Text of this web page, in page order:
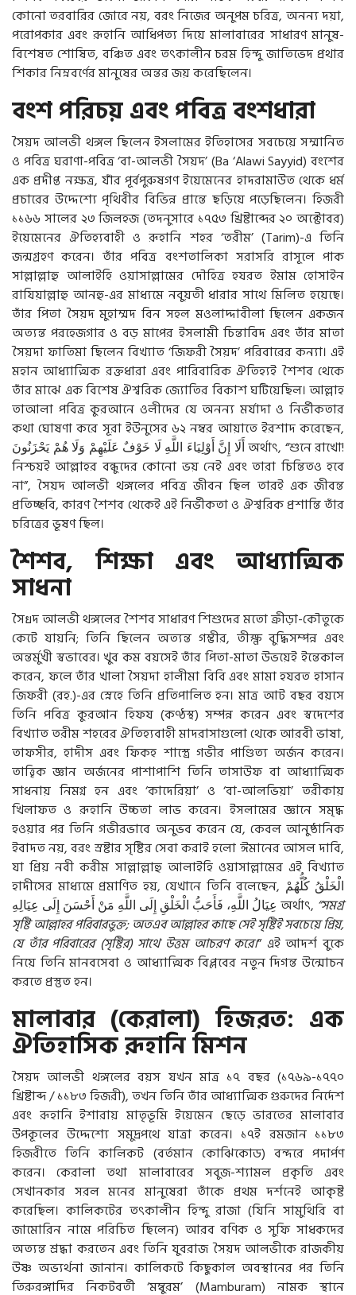
কোনো তরবারির জোরে নয়, বরং নিজের অনুপম চরিত্র, অনন্য দয়া,
পরোপকার এবং রূহানি আধিপত্য দিয়ে মালাবারের সাধারণ মানুষ-
বিশেষত শোষিত, বঞ্চিত এবং তৎকালীন চরম হিন্দু জাতিভেদ প্রথার
শিকার নিম্নবর্ণের মানুষের অন্তর জয় করেছিলেন।
বংশ পরিচয় এবং পবিত্র বংশধারা
সৈয়দ আলভী থঙ্গল ছিলেন ইসলামের ইতিহাসের সবচেয়ে সম্মানিত
ও পবিত্র ঘরাণা-পবিত্র ‘বা-আলভী সৈয়দ’ (Ba ‘Alawi Sayyid) বংশের
এক প্রদীপ্ত নক্ষত্র, যাঁর পূর্বপুরুষগণ ইয়েমেনের হাদরামাউত থেকে ধর্ম
প্রচারের উদ্দেশ্যে পৃথিবীর বিভিন্ন প্রান্তে ছড়িয়ে পড়েছিলেন। হিজরী
১১৬৬ সালের ২৩ জিলহজ (তদনুসারে ১৭৫৩ খ্রিষ্টাব্দের ২০ অক্টোবর)
ইয়েমেনের ঐতিহ্যবাহী ও রূহানি শহর ‘তরীম’ (Tarim)-এ তিনি
জন্মগ্রহণ করেন। তাঁর পবিত্র বংশতালিকা সরাসরি রাসূলে পাক
সাল্লাল্লাহু আলাইহি ওয়াসাল্লামের দৌহিত্র হযরত ইমাম হোসাইন
রাযিয়াল্লাহু আনহু-এর মাধ্যমে নবুয়তী ধারার সাথে মিলিত হয়েছে।
তাঁর পিতা সৈয়দ মুহাম্মদ বিন সহল মওলাদ্দাবীলা ছিলেন একজন
অত্যন্ত পরহেজগার ও বড় মাপের ইসলামী চিন্তাবিদ এবং তাঁর মাতা
সৈয়দা ফাতিমা ছিলেন বিখ্যাত ‘জিফরী সৈয়দ’ পরিবারের কন্যা। এই
মহান আধ্যাত্মিক রক্তধারা এবং পারিবারিক ঐতিহ্যই শৈশব থেকে
তাঁর মাঝে এক বিশেষ ঐশ্বরিক জ্যোতির বিকাশ ঘটিয়েছিল। আল্লাহ
তাআলা পবিত্র কুরআনে ওলীদের যে অনন্য মর্যাদা ও নির্ভীকতার
কথা ঘোষণা করে সূরা ইউনুসের ৬২ নম্বর আয়াতে ইরশাদ করেছেন,
أَلَاإِنَّ أَوْلِيَاءَ اللَّهِ لَا خَوْفٌ عَلَيْهِمْ وَلَاهُمْ يَحْزَنُونَ
অর্থাৎ, “শুনে রাখো!
নিশ্চয়ই আল্লাহর বন্ধুদের কোনো ভয় নেই এবং তারা চিন্তিতও হবে
না”, সৈয়দ আলভী থঙ্গলের পবিত্র জীবন ছিল তারই এক জীবন্ত
প্রতিচ্ছবি, কারণ শৈশব থেকেই এই নির্ভীকতা ও ঐশ্বরিক প্রশান্তি তাঁর
চরিত্রের ভূষণ ছিল।
শৈশব, শিক্ষা এবং আধ্যাত্মিক
সাধনা
সৈยদ আলভী থঙ্গলের শৈশব সাধারণ শিশুদের মতো ক্রীড়া-কৌতুকে
কেটে যায়নি; তিনি ছিলেন অত্যন্ত গম্ভীর, তীক্ষ্ণ বুদ্ধিসম্পন্ন এবং
অন্তর্মুখী স্বভাবের। খুব কম বয়সেই তাঁর পিতা-মাতা উভয়েই ইন্তেকাল
করেন, ফলে তাঁর খালা সৈয়দা হালীমা বিবি এবং মামা হযরত হাসান
জিফরী (রহ.)-এর স্নেহে তিনি প্রতিপালিত হন। মাত্র আট বছর বয়সে
তিনি পবিত্র কুরআন হিফয (কণ্ঠস্থ) সম্পন্ন করেন এবং স্বদেশের
বিখ্যাত তরীম শহরের ঐতিহ্যবাহী মাদরাসাগুলো থেকে আরবী ভাষা,
তাফসীর, হাদীস এবং ফিকহ শাস্ত্রে গভীর পাণ্ডিত্য অর্জন করেন।
তাত্ত্বিক জ্ঞান অর্জনের পাশাপাশি তিনি তাসাউফ বা আধ্যাত্মিক
সাধনায় নিমগ্ন হন এবং ‘কাদেরিয়া’ ও ‘বা-আলভিয়া’ তরীকায়
খিলাফত ও রূহানি উচ্চতা লাভ করেন। ইসলামের জ্ঞানে সমৃদ্ধ
হওয়ার পর তিনি গভীরভাবে অনুভব করেন যে, কেবল আনুষ্ঠানিক
ইবাদত নয়, বরং স্রষ্টার সৃষ্টির সেবা করাই হলো ঈমানের আসল দাবি,
যা প্রিয় নবী করীম সাল্লাল্লাহু আলাইহি ওয়াসাল্লামের এই বিখ্যাত
হাদীসের মাধ্যমে প্রমাণিত হয়, যেখানে তিনি বলেছেন,
الْخَلْقُ كُلُّهُمْ
عِيَالُ اللَّهِ، فَأَحَبُّ الْخَلْقِإِلَى اللَّهِ مَنْأَحْسَنَإِلَى عِيَالِهِ অর্থাৎ, “সমগ্র
সৃষ্টি আল্লাহর পরিবারভুক্ত; অতএব আল্লাহর কাছে সেই সৃষ্টিই সবচেয়ে প্রিয়,
যে তাঁর পরিবারের (সৃষ্টির) সাথে উত্তম আচরণ করে।” এই আদর্শ বুকে
নিয়ে তিনি মানবসেবা ও আধ্যাত্মিক বিপ্লবের নতুন দিগন্ত উন্মোচন
করতে প্রস্তুত হন।
মালাবার (কেরালা) হিজরত: এক
ঐতিহাসিক রূহানি মিশন
সৈয়দ আলভী থঙ্গলের বয়স যখন মাত্র ১৭ বছর (১৭৬৯-১৭৭০
খ্রিষ্টাব্দ / ১১৮৩ হিজরী), তখন তিনি তাঁর আধ্যাত্মিক গুরুদের নির্দেশ
এবং রূহানি ইশারায় মাতৃভূমি ইয়েমেন ছেড়ে ভারতের মালাবার
উপকূলের উদ্দেশ্যে সমুদ্রপথে যাত্রা করেন। ১৭ই রমজান ১১৮৩
হিজরীতে তিনি কালিকট (বর্তমান কোঝিকোড) বন্দরে পদার্পণ
করেন। কেরালা তথা মালাবারের সবুজ-শ্যামল প্রকৃতি এবং
সেখানকার সরল মনের মানুষেরা তাঁকে প্রথম দর্শনেই আকৃষ্ট
করেছিল। কালিকটের তৎকালীন হিন্দু রাজা (যিনি সামুথিরি বা
জামোরিন নামে পরিচিত ছিলেন) আরব বণিক ও সুফি সাধকদের
অত্যন্ত শ্রদ্ধা করতেন এবং তিনি যুবরাজ সৈয়দ আলভীকে রাজকীয়
উষ্ণ অভ্যর্থনা জানান। কালিকটে কিছুকাল অবস্থানের পর তিনি
তিরুরঙ্গাদির নিকটবর্তী ‘মম্বুরম’ (Mamburam) নামক স্থানে